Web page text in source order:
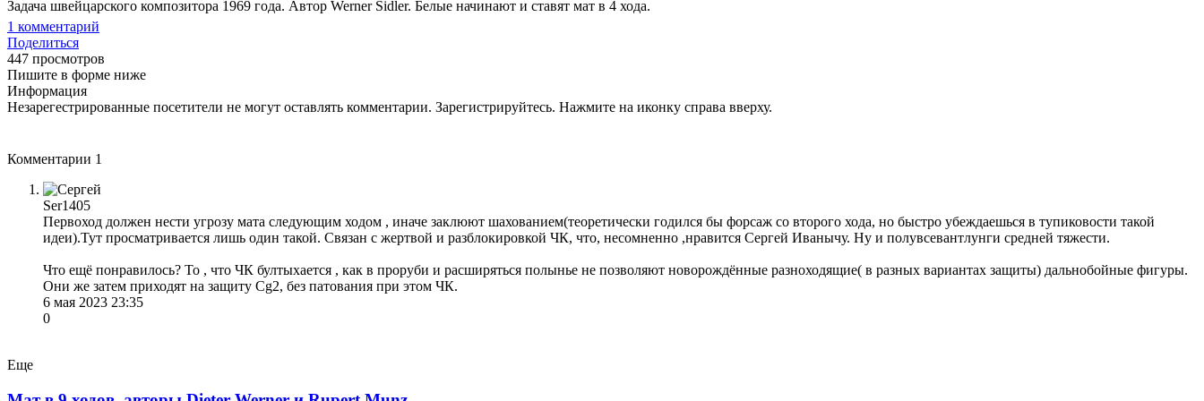
Задача швейцарского композитора 1969 года. Автор Werner Sidler. Белые начинают и ставят мат в 4 хода.
1 комментарий
Поделиться
447 просмотров
Пишите в форме ниже
Информация
Незарегестрированные посетители не могут оставлять комментарии. Зарегистрируйтесь. Нажмите на иконку справа вверху.
Комментарии 1
Ser1405
Первоход должен нести угрозу мата следующим ходом , иначе заклюют шахованием(теоретически годился бы форсаж со второго хода, но быстро убеждаешься в тупиковости такой
идеи).Тут просматривается лишь один такой. Связан с жертвой и разблокировкой ЧК, что, несомненно ,нравится Сергей Иванычу. Ну и полувсевантлунги средней тяжести.
Что ещё понравилось? То , что ЧК бултыхается , как в проруби и расширяться полынье не позволяют новорождённые разноходящие( в разных вариантах защиты) дальнобойные фигуры.
Они же затем приходят на защиту Сg2, без патования при этом ЧК.
6 мая 2023 23:35
0
Еще